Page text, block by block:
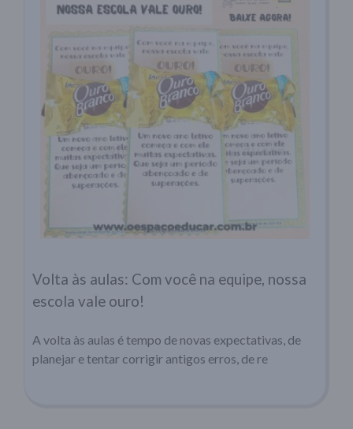
Volta às aulas: Com você na equipe, nossa
escola vale ouro!
A volta às aulas é tempo de novas expectativas, de
planejar e tentar corrigir antigos erros, de re